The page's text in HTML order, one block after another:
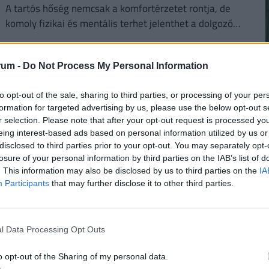
- Do Not Process My Personal Information
opt-out of the sale, sharing to third parties, or processing of your
for targeted advertising by us, please use the below opt-out
selection. Please note that after your opt-out request is processed
interest-based ads based on personal information utilized by us
to third parties prior to your opt-out. You may separately
of your personal information by third parties on the IAB’s list of
This information may also be disclosed by us to third parties on the
Participants that may further disclose it to other third parties.
Data Processing Opt Outs
opt-out of the Sharing of my personal data.
A tartós hőség nemcsak a komfortérzetet rontja, de
komoly fizikai és mentális terhet jelenthet a dolgozók
számára.
Teljesen átírhatják a kötelező szombati
javaslat érkezett
Átfogó javaslatcsomagot dolgozott ki a Magyar